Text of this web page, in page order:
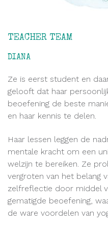
TEACHER TEAM
DIANA
Ze is eerst student en
gelooft dat haar
beoefening de beste
en haar kennis te delen.
Haar lessen leggen de
mentale kracht om een
welzijn te bereiken. Ze
vergroten van het belang
zelfreflectie door middel
gematigde beoefening,
de ware voordelen van